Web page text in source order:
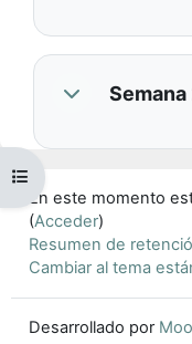
Abrir índice del curso
En este momento
(Acceder)
Resumen de
Cambiar al tema
Desarrollado por